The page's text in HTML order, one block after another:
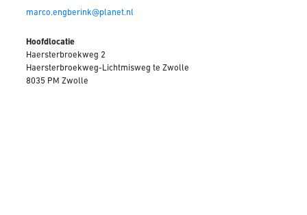
marco.engberink@planet.nl
Hoofdlocatie
Haersterbroekweg 2
Haersterbroekweg-Lichtmisweg te Zwolle
8035 PM Zwolle